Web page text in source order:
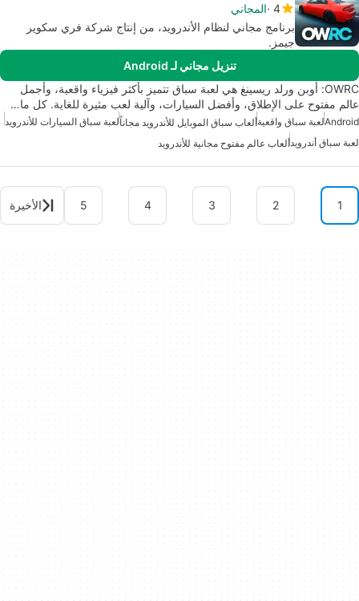
4 المجاني
برنامج مجاني لنظام الأندرويد، من إنتاج شركة فري سكوير
جيمز.
تنزيل مجاني لـ Android
OWRC: أوبن ورلد ريسينغ هي لعبة سباق تتميز بأكثر فيزياء واقعية، وأجمل
عالم مفتوح على الإطلاق، وأفضل السيارات، وآلية لعب مثيرة للغاية. كل ما…
Androidلعبة سباق واقعيةألعاب سباق الموبايل للأندرويد مجاناًلعبة سباق السيارات للأندرويد
لعبة سباق أندرويدألعاب عالم مفتوح مجانية للأندرويد
1
2
3
4
5 الأخيرة